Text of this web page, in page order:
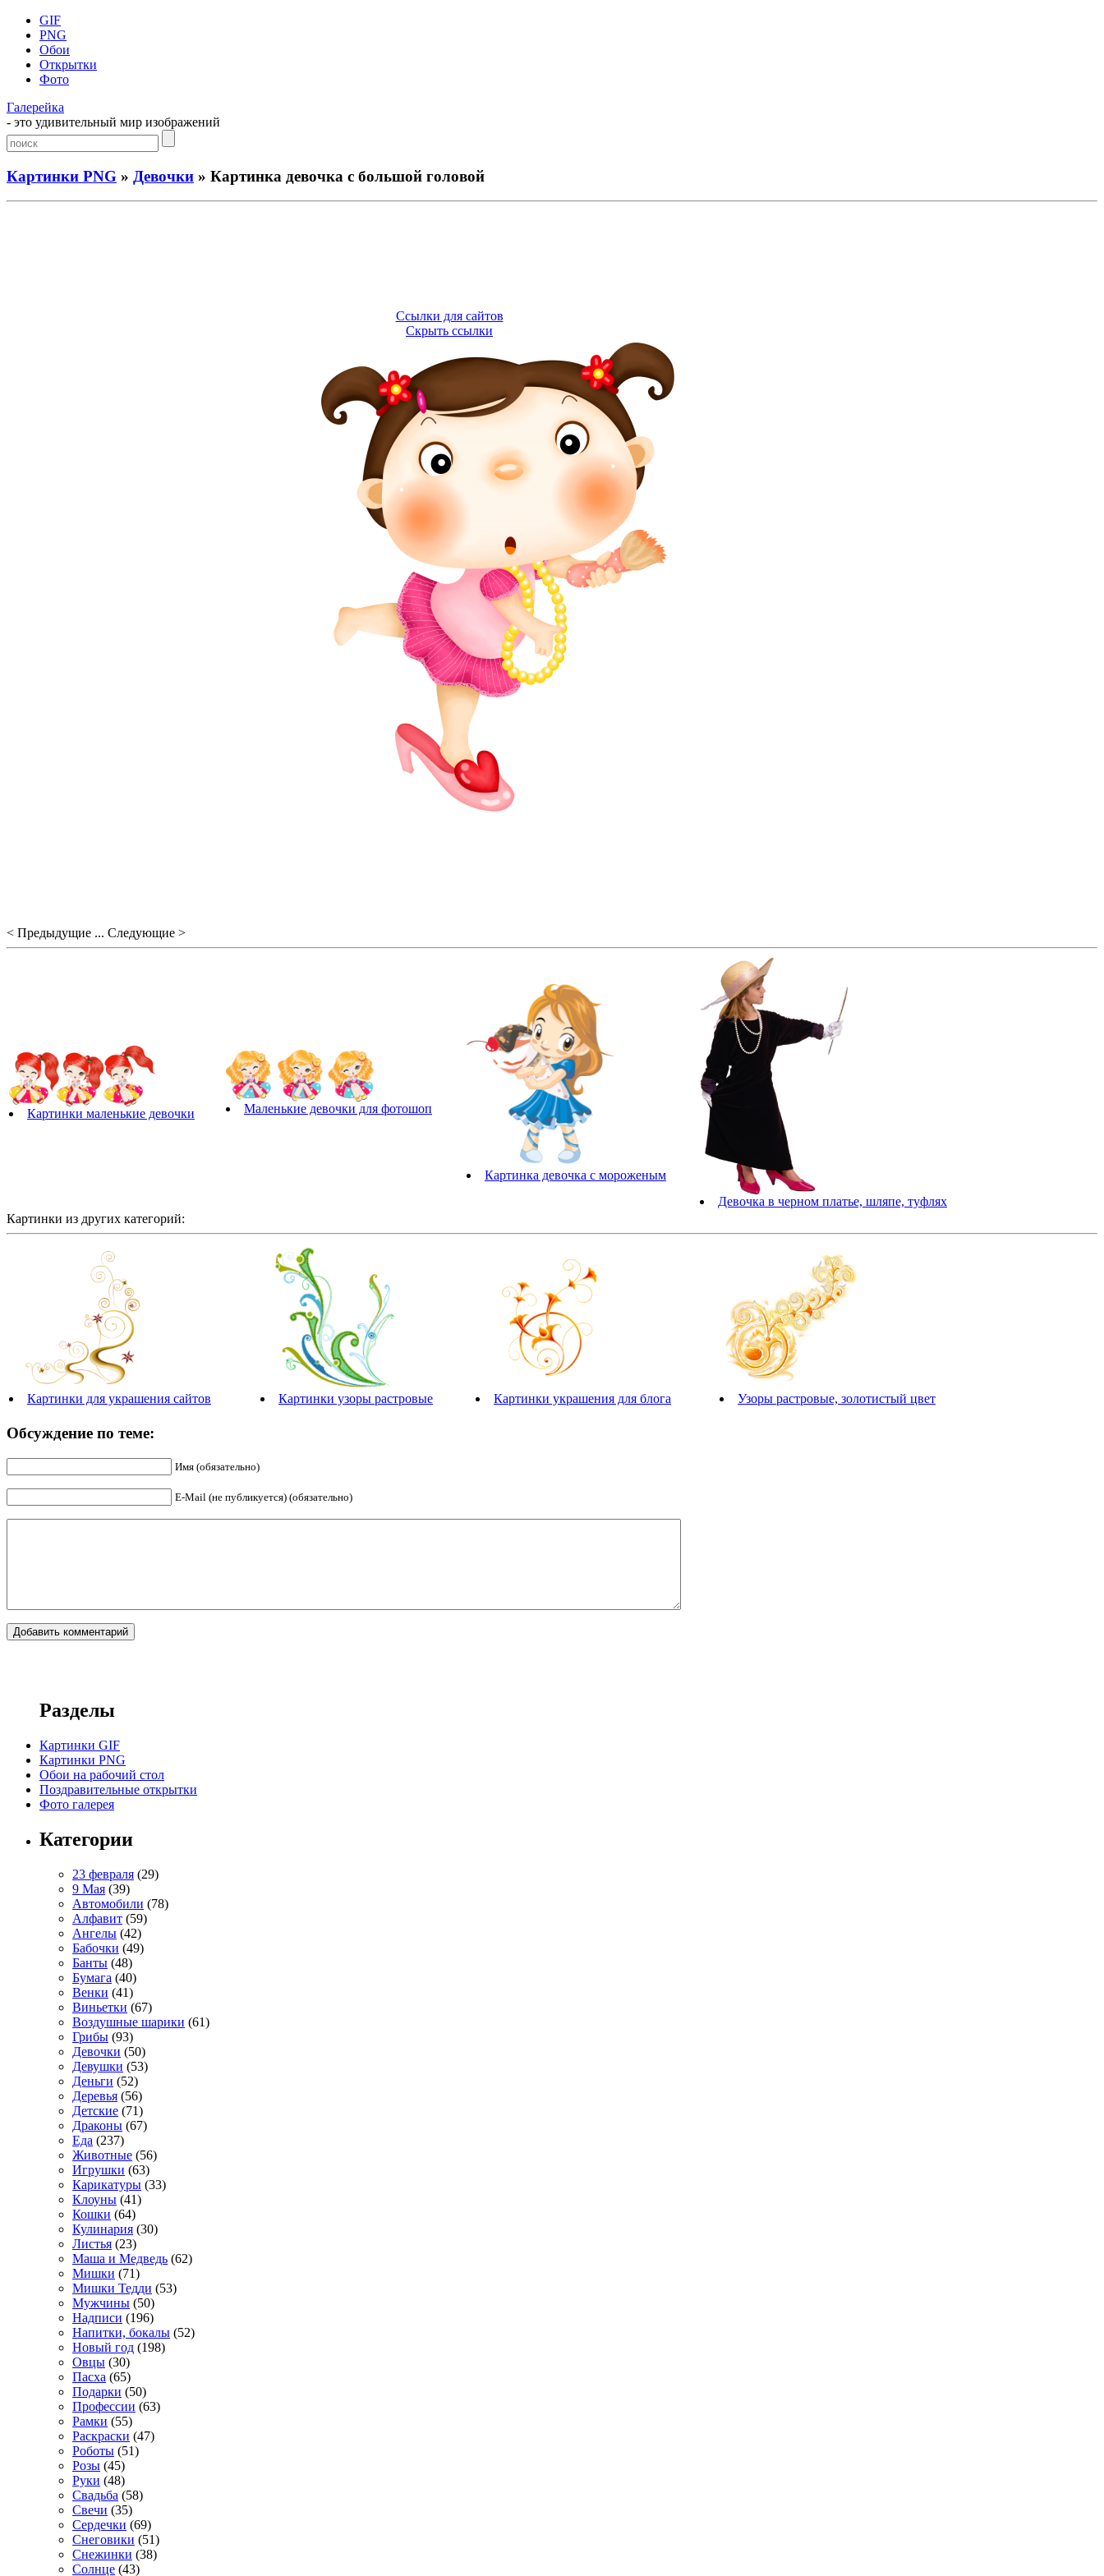
GIF
PNG
Обои
Открытки
Фото
Галерейка
- это удивительный мир изображений
Картинки PNG » Девочки » Картинка девочка с большой головой
Ссылки для сайтов
Скрыть ссылки
< Предыдущие ... Следующие >
Картинки маленькие девочки Маленькие девочки для фотошоп
Картинка девочка с мороженым
Девочка в черном платье, шляпе, туфлях
Картинки из других категорий:
Картинки для украшения сайтов Картинки узоры растровые Картинки украшения для блога Узоры растровые, золотистый цвет
Обсуждение по теме:
Имя (обязательно)
E-Mail (не публикуется) (обязательно)
Разделы
Картинки GIF
Картинки PNG
Обои на рабочий стол
Поздравительные открытки
Фото галерея
Категории
23 февраля (29)
9 Мая (39)
Автомобили (78)
Алфавит (59)
Ангелы (42)
Бабочки (49)
Банты (48)
Бумага (40)
Венки (41)
Виньетки (67)
Воздушные шарики (61)
Грибы (93)
Девочки (50)
Девушки (53)
Деньги (52)
Деревья (56)
Детские (71)
Драконы (67)
Еда (237)
Животные (56)
Игрушки (63)
Карикатуры (33)
Клоуны (41)
Кошки (64)
Кулинария (30)
Листья (23)
Маша и Медведь (62)
Мишки (71)
Мишки Тедди (53)
Мужчины (50)
Надписи (196)
Напитки, бокалы (52)
Новый год (198)
Овцы (30)
Пасха (65)
Подарки (50)
Профессии (63)
Рамки (55)
Раскраски (47)
Роботы (51)
Розы (45)
Руки (48)
Свадьба (58)
Свечи (35)
Сердечки (69)
Снеговики (51)
Снежинки (38)
Солнце (43)